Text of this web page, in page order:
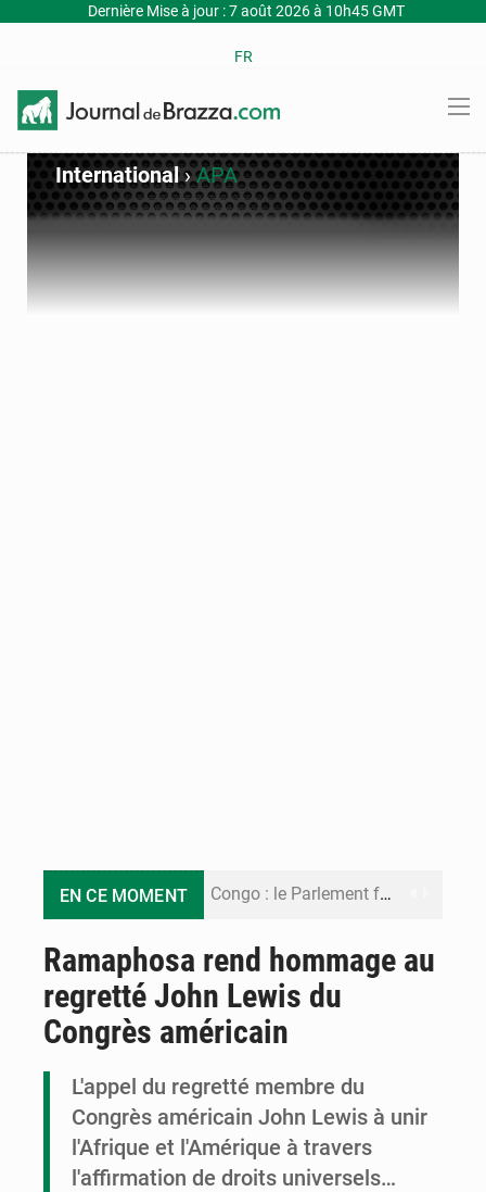
Dernière Mise à jour : 7 août 2026 à 10h45 GMT
FR
International›APA
EN CE MOMENT Congo : le Parlement formule 28 recommandations sur le Cadre budgétaire 2027-2029
Ramaphosa rend hommage au
regretté John Lewis du
Congrès américain
L'appel du regretté membre du
Congrès américain John Lewis à unir
l'Afrique et l'Amérique à travers
l'affirmation de droits universels…